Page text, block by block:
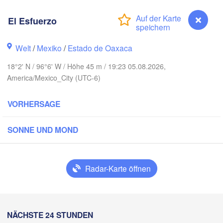
El Esfuerzo
Welt/Mexiko /Estado de Oaxaca
18°2' N / 96°6' W / Höhe 45 m / 19:23 05.08.2026,
America/Mexico_City (UTC-6)
VORHERSAGE
SONNE UND MOND
Radar-Karte öffnen
NÄCHSTE 24 STUNDEN
Reynosa
Ciudad Victoria
El Esfuerzo